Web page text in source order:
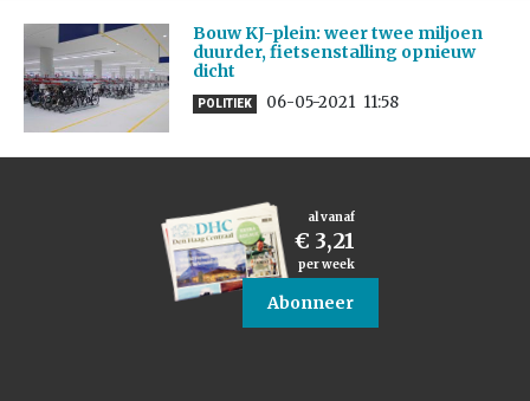
Bouw KJ-plein: weer twee miljoen
duurder, fietsenstalling opnieuw
dicht
POLITIEK 06-05-2021 11:58
al vanaf
€ 3,21
per week
Abonneer